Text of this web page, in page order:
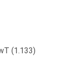
(1.133)